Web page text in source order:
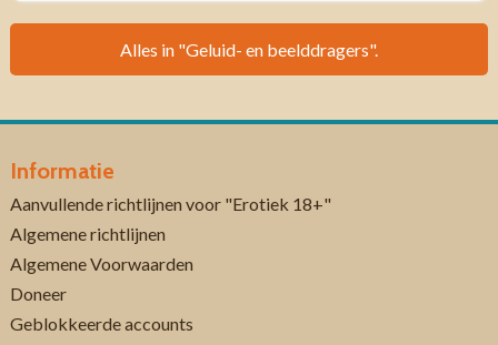
Alles in "Geluid- en beelddragers".
Informatie
Aanvullende richtlijnen voor "Erotiek 18+"
Algemene richtlijnen
Algemene Voorwaarden
Doneer
Geblokkeerde accounts